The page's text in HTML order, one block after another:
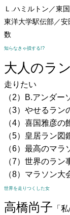
Ｌ.ハミルトン／東
東洋大学駅伝部／
数
知らなきゃ損する!?
大人のラ
走りたい
（2）B.アンダー
（3）やせるラン
（4）喜国雅彦
（5）皇居ラン図
（6）最高のマラ
（7）世界のラン
（8）マラソン大
世界を走りつくした女
高橋尚子 「